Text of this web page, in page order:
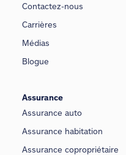
Contactez-nous
Carrières
Médias
Blogue
Assurance
Assurance auto
Assurance habitation
Assurance copropriétaire